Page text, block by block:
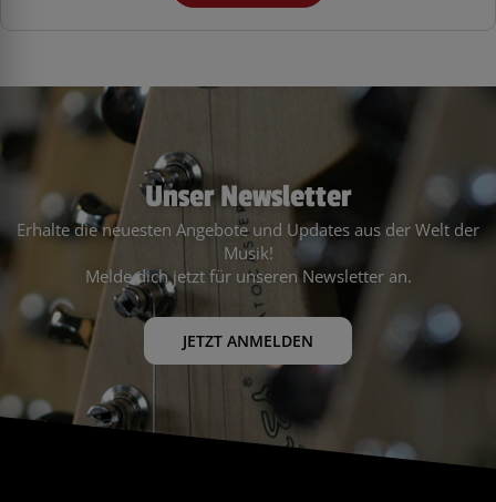
Unser Newsletter
Erhalte die neuesten Angebote und Updates aus der Welt der
Musik!
Melde dich jetzt für unseren Newsletter an.
JETZT ANMELDEN